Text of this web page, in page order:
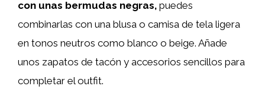
con unas bermudas negras, puedes
combinarlas con una blusa o camisa de tela ligera
en tonos neutros como blanco o beige. Añade
unos zapatos de tacón y accesorios sencillos para
completar el outfit.